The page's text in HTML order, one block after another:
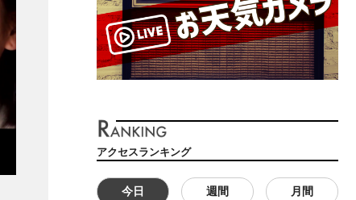
アクセスランキング
今日 週間 月間